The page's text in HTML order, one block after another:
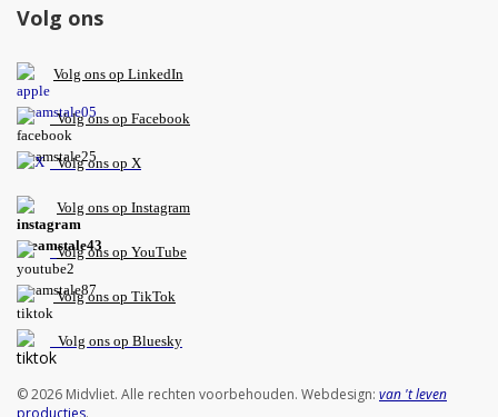
Volg ons
Volg ons op LinkedIn
Volg ons op Facebook
Volg ons op X
Volg ons op Instagram
Volgons op YouTube
Volg ons op TikTok
Volg ons op Bluesky
© 2026 Midvliet. Alle rechten voorbehouden. Webdesign: van 't leven
producties.